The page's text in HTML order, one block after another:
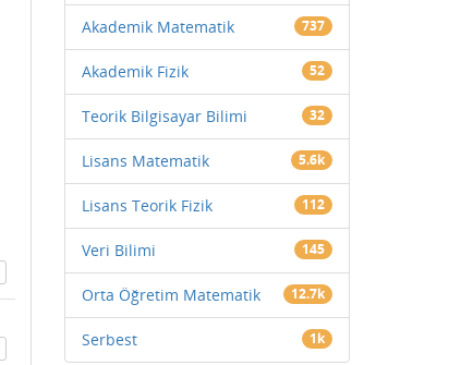
Akademik Matematik 737
Akademik Fizik 52
Teorik Bilgisayar Bilimi 32
Lisans Matematik 5.6k
Lisans Teorik Fizik 112
Veri Bilimi 145
Orta Öğretim Matematik 12.7k
Serbest 1k